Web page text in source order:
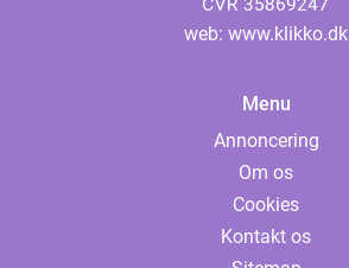
web: www.klikko.dk
Menu
Annoncering
Om os
Cookies
Kontakt os